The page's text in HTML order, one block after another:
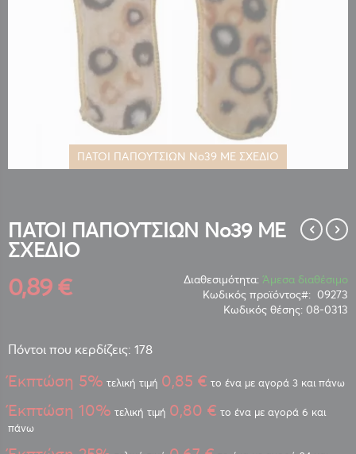
ΠΑΤΟΙ ΠΑΠΟΥΤΣΙΩΝ Νο39 ΜΕ ΣΧΕΔΙΟ
της
συλλογής
εικόνων
ΠΑΤΟΙ ΠΑΠΟΥΤΣΙΩΝ Νο39 ΜΕ
ΣΧΕΔΙΟ
0,89 € Διαθεσιμότητα: Άμεσα διαθέσιμο
Κωδικός προϊόντος
09273
Κωδικός θέσης: 08-0313
Πόντοι που κερδίζεις: 178
Έκπτώση 5% τελική τιμή 0,85 € το ένα με αγορά 3 και πάνω
Έκπτώση 10% τελική τιμή 0,80 € το ένα με αγορά 6 και
πάνω